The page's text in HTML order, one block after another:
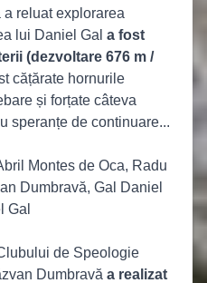
reluat explorarea
lui Daniel Gal a fost
(dezvoltare 676 m /
cățărate hornurile
și forțate câteva
speranțe de continuare...
Montes de Oca, Radu
Dumbravă, Gal Daniel
Gal
de Speologie
Dumbravă a realizat